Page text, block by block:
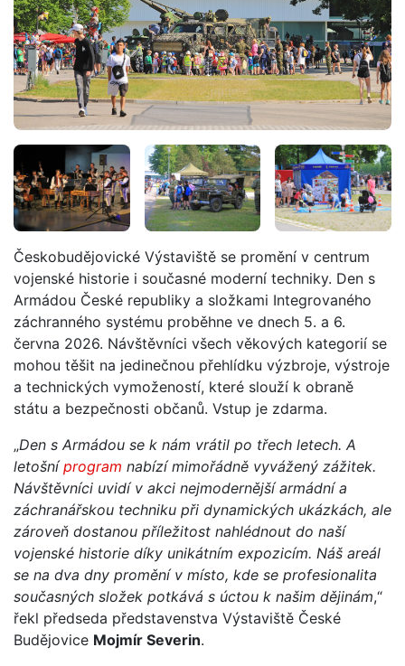
Českobudějovické Výstaviště se promění v centrum
vojenské historie i současné moderní techniky. Den s
Armádou České republiky a složkami Integrovaného
záchranného systému proběhne ve dnech 5. a 6.
června 2026. Návštěvníci všech věkových kategorií se
mohou těšit na jedinečnou přehlídku výzbroje, výstroje
a technických vymožeností, které slouží k obraně
státu a bezpečnosti občanů. Vstup je zdarma.
„Den s Armádou se k nám vrátil po třech letech. A
letošníprogram nabízí mimořádně vyvážený zážitek.
Návštěvníci uvidí v akci nejmodernější armádní a
záchranářskou techniku při dynamických ukázkách, ale
zároveň dostanou příležitost nahlédnout do naší
vojenské historie díky unikátním expozicím. Náš areál
se na dva dny promění v místo, kde se profesionalita
současných složek potkává s úctou k našim dějinám,“
řekl předseda představenstva Výstaviště České
Budějovice Mojmír Severin.